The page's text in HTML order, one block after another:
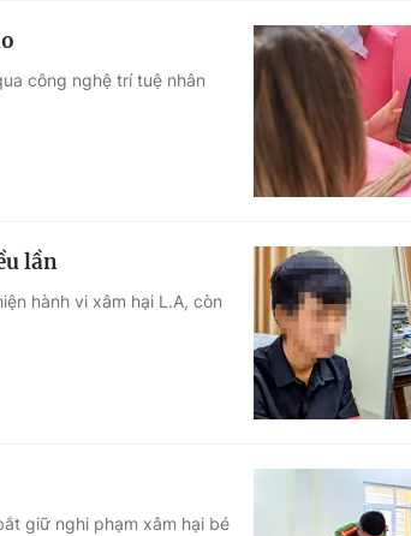
công nghệ trí tuệ nhân
lần
hành vi xâm hại L.A, còn
giữ nghi phạm xâm hại bé